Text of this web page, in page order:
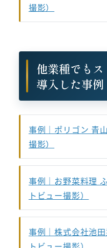
撮影）
他業種でも
導入した事例
事例｜ポリゴン 青
撮影）
事例｜お野菜料理
トビュー撮影）
事例｜株式会社池